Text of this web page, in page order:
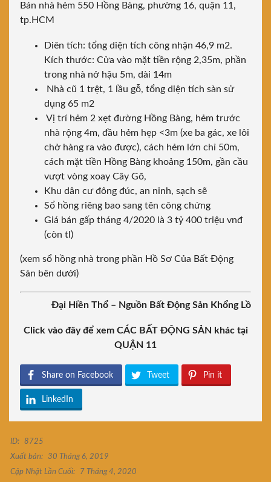
Bán nhà hẻm 550 Hồng Bàng, phường 16, quận 11,
tp.HCM
Diên tích: tổng diện tích công nhận 46,9 m2.
Kích thước: Cửa vào mặt tiền rộng 2,35m, phần
trong nhà nở hậu 5m, dài 14m
Nhà cũ 1 trệt, 1 lầu gỗ, tổng diện tích sàn sử
dụng 65 m2
Vị trí hẻm 2 xẹt đường Hồng Bàng, hẻm trước
nhà rộng 4m, đầu hẻm hẹp <3m (xe ba gác, xe lôi
chở hàng ra vào được), cách hẻm lớn chỉ 50m,
cách mặt tiền Hồng Bàng khoảng 150m, gần cầu
vượt vòng xoay Cây Gõ,
Khu dân cư đông đúc, an ninh, sạch sẽ
Sổ hồng riêng bao sang tên công chứng
Giá bán gấp tháng 4/2020 là 3 tỷ 400 triệu vnđ
(còn tl)
(xem sổ hồng nhà trong phần Hồ Sơ Của Bất Động
Sản bên dưới)
Đại Hiền Thổ – Nguồn Bất Động Sản Khổng Lồ
Click vào đây để xem CÁC BẤT ĐỘNG SẢN khác tại
QUẬN 11
Share on Facebook Tweet Pin it
LinkedIn
ID:
8725
Xuất bản:
30 Tháng 6, 2019
Cập Nhật Lần Cuối:
7 Tháng 4, 2020